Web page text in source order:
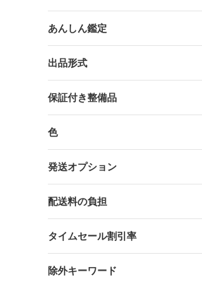
あんしん鑑定
出品形式
保証付き整備品
色
発送オプション
配送料の負担
タイムセール割引率
除外キーワード